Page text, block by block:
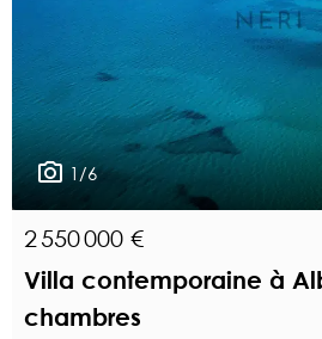
1/6
2 550 000 €
Villa contemporaine à
chambres